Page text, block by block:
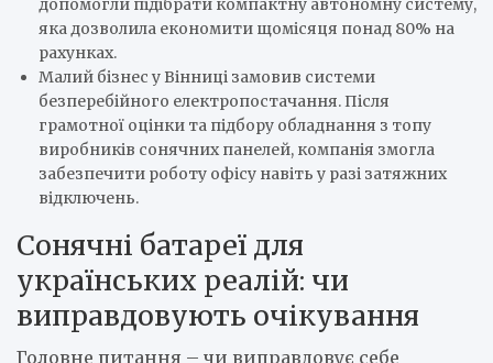
допомогли підібрати компактну автономну систему,
яка дозволила економити щомісяця понад 80% на
рахунках.
Малий бізнес у Вінниці замовив системи
безперебійного електропостачання. Після
грамотної оцінки та підбору обладнання з топу
виробників сонячних панелей, компанія змогла
забезпечити роботу офісу навіть у разі затяжних
відключень.
Сонячні батареї для
українських реалій: чи
виправдовують очікування
Головне питання – чи виправдовує себе